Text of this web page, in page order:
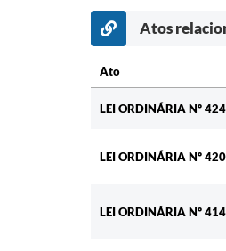
Atos
Ato
LEI ORDINÁRIA Nº
LEI ORDINÁRIA Nº
LEI ORDINÁRIA Nº